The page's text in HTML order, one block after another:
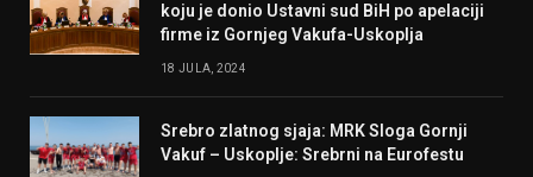
koju je donio Ustavni sud BiH po apelaciji
firme iz Gornjeg Vakufa-Uskoplja
18 JULA, 2024
Srebro zlatnog sjaja: MRK Sloga Gornji
Vakuf – Uskoplje: Srebrni na Eurofestu